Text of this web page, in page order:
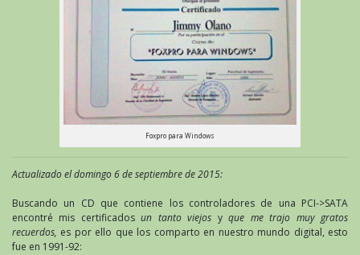
Foxpro para Windows
Actualizado el domingo 6 de septiembre de 2015:
Buscando un CD que contiene los controladores de una PCI->SATA
encontré mis certificadosun tanto viejos yque me trajo muy gratos
recuerdos, es por ello que los comparto en nuestro mundo digital, esto
fue en 1991-92: